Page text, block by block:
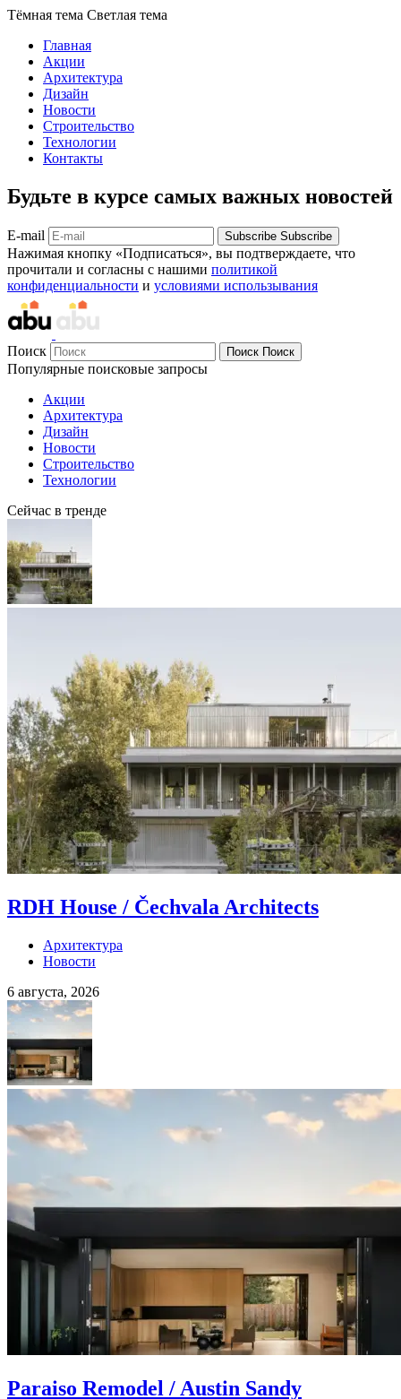
Тёмная тема Светлая тема
Главная
Акции
Архитектура
Дизайн
Новости
Строительство
Технологии
Контакты
Будьте в курсе самых важных новостей
E-mail Subscribe Subscribe
Нажимая кнопку «Подписаться», вы подтверждаете, что
прочитали и согласны с нашими политикой
конфиденциальности и условиями использывания
Поиск Поиск Поиск
Популярные поисковые запросы
Акции
Архитектура
Дизайн
Новости
Строительство
Технологии
Сейчас в тренде
RDH House / Čechvala Architects
Архитектура
Новости
6 августа, 2026
Paraiso Remodel / Austin Sandy